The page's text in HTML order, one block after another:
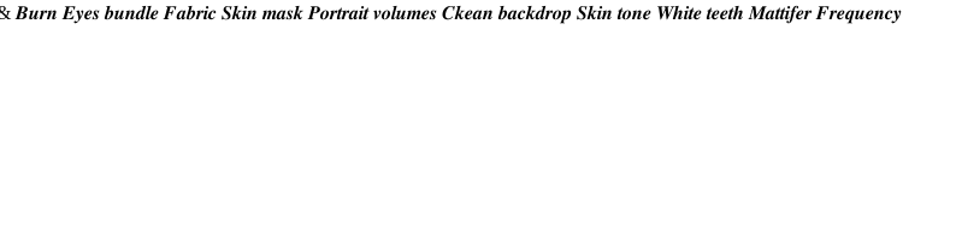
𝑬𝒚𝒆𝒔 𝒃𝒖𝒏𝒅𝒍𝒆 𝑭𝒂𝒃𝒓𝒊𝒄 𝑺𝒌𝒊𝒏 𝒎𝒂𝒔𝒌 𝑷𝒐𝒓𝒕𝒓𝒂𝒊𝒕 𝒗𝒐𝒍𝒖𝒎𝒆𝒔 𝑪𝒌𝒆𝒂𝒏 𝒃𝒂𝒄𝒌𝒅𝒓𝒐𝒑 𝑺𝒌𝒊𝒏 𝒕𝒐𝒏𝒆 𝑾𝒉𝒊𝒕𝒆 𝒕𝒆𝒆𝒕𝒉 𝑴𝒂𝒕𝒕𝒊𝒇𝒆𝒓 𝑭𝒓𝒆𝒒𝒖𝒆𝒏𝒄𝒚